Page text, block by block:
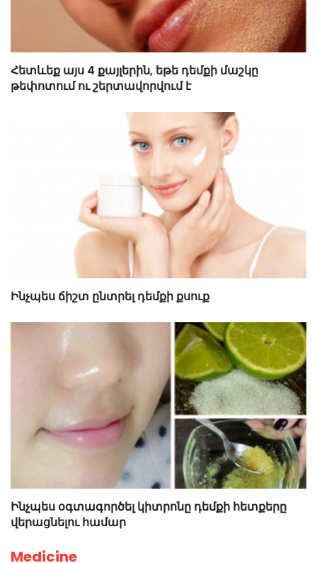
Հետևեք այս 4 քայլերին, եթե դեմքի մաշկը
թեփոտում ու շերտավորվում է
Ինչպես ճիշտ ընտրել դեմքի քսուք
Ինչպես օգտագործել կիտրոնը դեմքի հետքերը
վերացնելու համար
Medicine